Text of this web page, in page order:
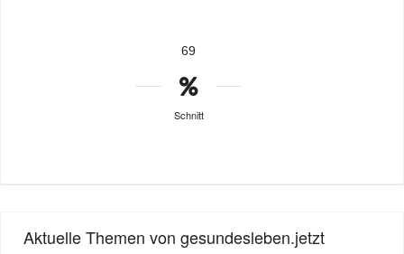
69
Schnitt
Aktuelle Themen von gesundesleben.jetzt